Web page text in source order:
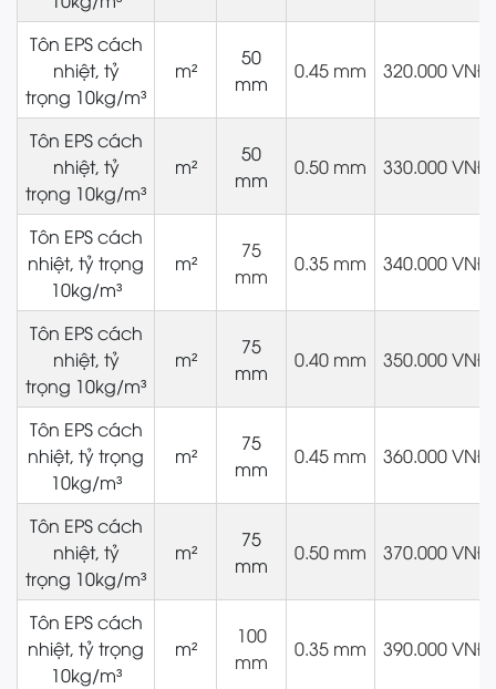
Tôn EPS cách
nhiệt, tỷ
trọng 10kg/m³
m²
50
mm
0.45 mm 320.000 VNĐ
Tôn EPS cách
nhiệt, tỷ
trọng 10kg/m³
m²
50
mm
0.50 mm 330.000 VNĐ
Tôn EPS cách
nhiệt, tỷ trọng
10kg/m³
m²
75
mm
0.35 mm 340.000 VNĐ
Tôn EPS cách
nhiệt, tỷ
trọng 10kg/m³
m²
75
mm
0.40 mm 350.000 VNĐ
Tôn EPS cách
nhiệt, tỷ trọng
10kg/m³
m²
75
mm
0.45 mm 360.000 VNĐ
Tôn EPS cách
nhiệt, tỷ
trọng 10kg/m³
m²
75
mm
0.50 mm 370.000 VNĐ
Tôn EPS cách
nhiệt, tỷ trọng
10kg/m³
m²
100
mm
0.35 mm 390.000 VNĐ